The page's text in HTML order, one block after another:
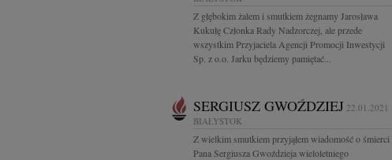
Z głębokim żalem i smutkiem żegnamy Jarosława
Kukułę Członka Rady Nadzorczej, ale przede
wszystkim Przyjaciela Agencji Promocji Inwestycji
Sp. z o.o. Jarku będziemy pamiętać...
SERGIUSZ GWOŹDZIEJ 22.01.2021
BIAŁYSTOK
Z wielkim smutkiem przyjąłem wiadomość o śmierci
Pana Sergiusza Gwoździeja wieloletniego